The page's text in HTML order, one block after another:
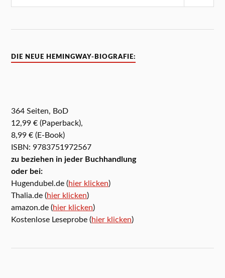
DIE NEUE HEMINGWAY-BIOGRAFIE:
364 Seiten, BoD
12,99 € (Paperback),
8,99 € (E-Book)
ISBN: 9783751972567
zu beziehen in jeder Buchhandlung
oder bei:
Hugendubel.de (hier klicken)
Thalia.de (hier klicken)
amazon.de (hier klicken)
Kostenlose Leseprobe (hier klicken)